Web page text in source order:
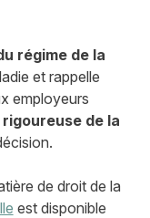
régime de la
et rappelle
employeurs
de la
de droit de la
est disponible